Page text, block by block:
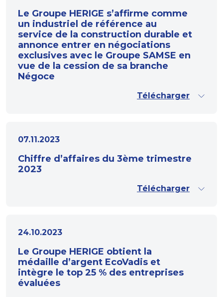
Le Groupe HERIGE s’affirme comme
un industriel de référence au
service de la construction durable et
annonce entrer en négociations
exclusives avec le Groupe SAMSE en
vue de la cession de sa branche
Négoce
Télécharger
07.11.2023
Chiffre d’affaires du 3ème trimestre
2023
Télécharger
24.10.2023
Le Groupe HERIGE obtient la
médaille d’argent EcoVadis et
intègre le top 25 % des entreprises
évaluées